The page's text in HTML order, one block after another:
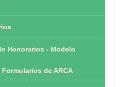
Honorarios - Modelo
de ARCA